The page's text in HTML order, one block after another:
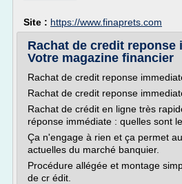
Site : https://www.finaprets.com
Rachat de credit reponse
Votre magazine financier
Rachat de credit reponse
Rachat de credit reponse
Rachat de crédit en ligne très
réponse immédiate : quelles sont
Ça n'engage à rien et ça permet
actuelles du marché banquier.
Procédure allégée et montage
de cr édit.